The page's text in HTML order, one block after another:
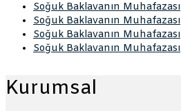
Soğuk Baklavanın Muhafazası
Soğuk Baklavanın Muhafazası
Soğuk Baklavanın Muhafazası
Soğuk Baklavanın Muhafazası
Kurumsal